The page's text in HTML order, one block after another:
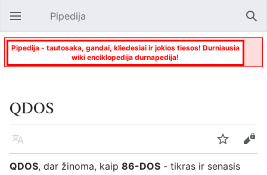
Atverti pagrindinį meniu Pipedija
Pipedija - tautosaka, gandai, kliedesiai ir jokios tiesos! Durniausia
wiki enciklopedija durnapedija!
QDOS
Kalba Stebėti
Keisti
QDOS, dar žinoma, kaip 86-DOS - tikras ir senasis